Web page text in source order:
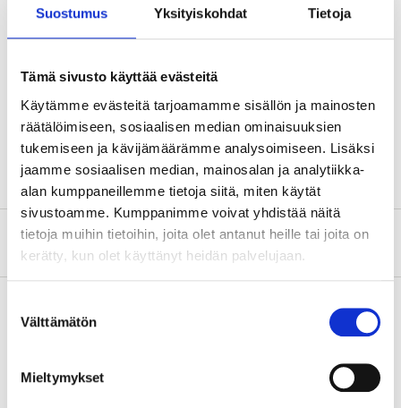
Suostumus Yksityiskohdat Tietoja
Tämä sivusto käyttää evästeitä
Käytämme evästeitä tarjoamamme sisällön ja mainosten
räätälöimiseen, sosiaalisen median ominaisuuksien
tukemiseen ja kävijämäärämme analysoimiseen. Lisäksi
jaamme sosiaalisen median, mainosalan ja analytiikka-
alan kumppaneillemme tietoja siitä, miten käytät
sivustoamme. Kumppanimme voivat yhdistää näitä
tietoja muihin tietoihin, joita olet antanut heille tai joita on
kerätty, kun olet käyttänyt heidän palvelujaan.
valinta
Välttämätön
Mieltymykset
Diameter
7,5 mm
Material
Corrosive class
C1
Quantity
50 pcs
About the manufacturer
Pay & Collect in your local store within 2 hours!